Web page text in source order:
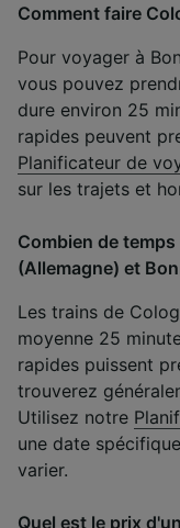
Comment faire
Pour voyager à
vous pouvez
dure environ 25
rapides peuvent
Planificateur de
sur les trajets et
Combien de
(Allemagne) et
Les trains de
moyenne 25
rapides puissent
trouverez
Utilisez notre
une date
varier.
Quel est le prix